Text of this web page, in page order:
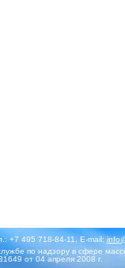
+7 495 718-84-11, E-mail:
по надзору в сфере
от 04 апреля 2008 г.